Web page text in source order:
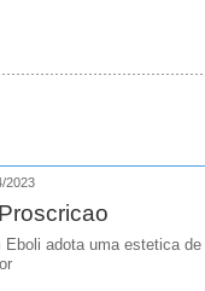
2023
Eboli adota uma estetica